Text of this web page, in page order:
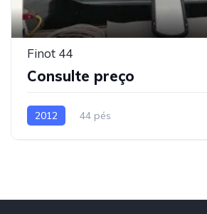
Finot 44
Consulte preço
2012 44 pés